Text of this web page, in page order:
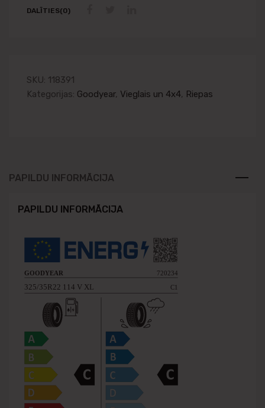
DALĪTIES(0)
SKU: 118391
Kategorijas: Goodyear, Vieglais un 4x4, Riepas
PAPILDU INFORMĀCIJA
PAPILDU INFORMĀCIJA